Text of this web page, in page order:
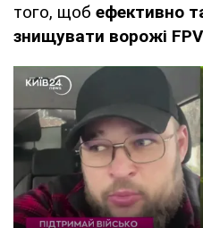
того, щоб ефективно
знищувати ворожі